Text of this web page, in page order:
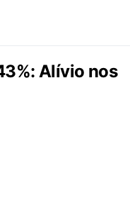
Alívio nos